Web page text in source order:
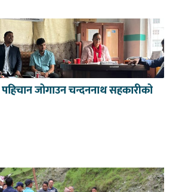
जोगाउन चन्दननाथ सहकारीको